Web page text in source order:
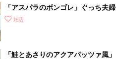
「アスパラのボンゴレ」ぐっち夫
妊活
「鮭とあさりのアクアパッツァ風